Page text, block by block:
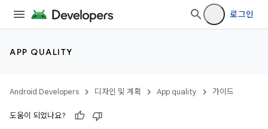
로그인
APP QUALITY
Android Developers 디자인 및 계획 App quality 가이드
도움이 되었나요?